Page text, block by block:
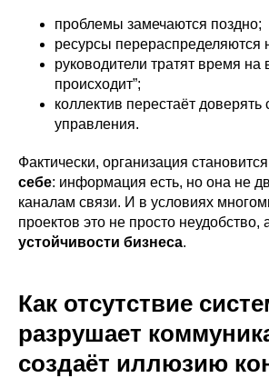
проблемы замечаются поздно;
ресурсы перераспределяются
руководители тратят время на
происходит”;
коллектив перестаёт доверять
управления.
Фактически, организация становится
себе: информация есть, но она не
каналам связи. И в условиях
проектов это не просто неудобство,
устойчивости бизнеса.
Как отсутствие
разрушает
создаёт иллюзию